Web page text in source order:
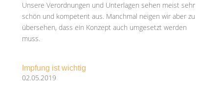
Unsere Verordnungen und Unterlagen sehen meist sehr
schön und kompetent aus. Manchmal neigen wir aber zu
übersehen, dass ein Konzept auch umgesetzt werden
muss.
Impfung ist wichtig
02.05.2019